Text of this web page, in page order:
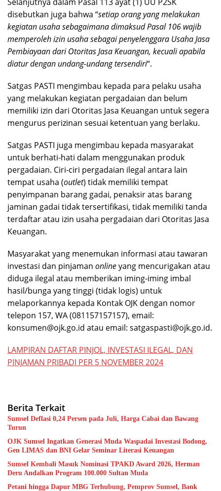
disebutkan juga bahwa “setiap orang yang melakukan
kegiatan usaha sebagaimana dimaksud Pasal 106 wajib
memperoleh izin usaha sebagai penyelenggara Usaha Jasa
Pembiayaan dari Otoritas Jasa Keuangan, kecuali apabila
diatur dengan undang-undang tersendiri“.
Satgas PASTI mengimbau kepada para pelaku usaha
yang melakukan kegiatan pergadaian dan belum
memiliki izin dari Otoritas Jasa Keuangan untuk segera
mengurus perizinan sesuai ketentuan yang berlaku.
Satgas PASTI juga mengimbau kepada masyarakat
untuk berhati-hati dalam menggunakan produk
pergadaian. Ciri-ciri pergadaian ilegal antara lain
tempat usaha (outlet) tidak memiliki tempat
penyimpanan barang gadai, penaksir atas barang
jaminan gadai tidak tersertifikasi, tidak memiliki tanda
terdaftar atau izin usaha pergadaian dari Otoritas Jasa
Keuangan.
Masyarakat yang menemukan informasi atau tawaran
investasi dan pinjaman onlineyang mencurigakan atau
diduga ilegal atau memberikan iming-iming imbal
hasil/bunga yang tinggi (tidak logis) untuk
melaporkannya kepada Kontak OJK dengan nomor
telepon 157, WA (081157157157), email:
konsumen@ojk.go.id atau email: satgaspasti@ojk.go.id.
LAMPIRAN DAFTAR PINJOL, INVESTASI ILEGAL, DAN
PINJAMAN PRIBADI PER 5 NOVEMBER 2024
Berita Terkait
Sumsel Deflasi 0,24 Persen pada Juli, Harga Cabai dan Bawang
Turun
OJK Sumsel Ingatkan Generasi Muda Waspadai Investasi Bodong,
Gen LIMAS dan BNI Gelar Seminar Literasi Keuangan
Sumsel Kembali Masuk Nominasi TPAKD Award 2026, Herman
Deru Andalkan Program 100.000 Sultan Muda
Petani hingga Dapur MBG Terhubung, Pemprov Sumsel, Bank